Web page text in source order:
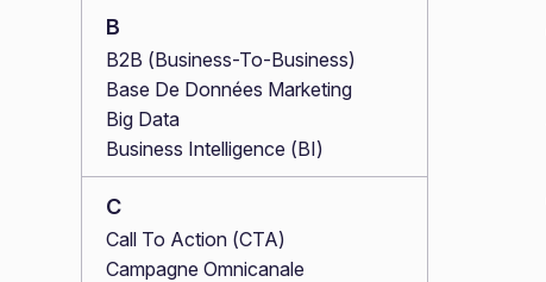
B
B2B (Business-To-Business)
Base De Données Marketing
Big Data
Business Intelligence (BI)
C
Call To Action (CTA)
Campagne Omnicanale